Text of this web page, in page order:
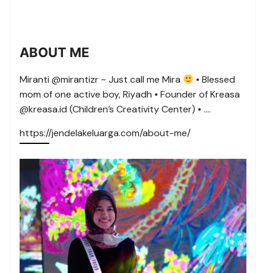
ABOUT ME
Miranti @mirantizr ~ Just call me Mira
• Blessed
mom of one active boy, Riyadh • Founder of Kreasa
@kreasa.id (Children’s Creativity Center) • ….
https://jendelakeluarga.com/about-me/